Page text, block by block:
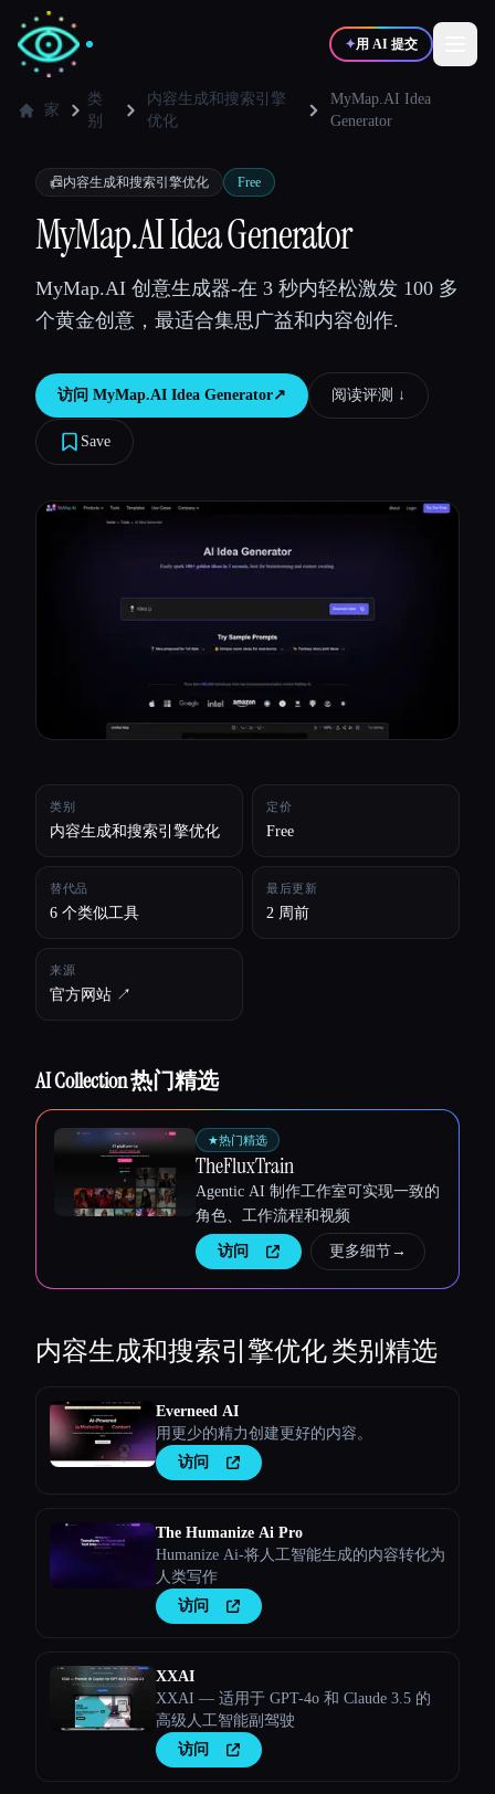
✦用 AI 提交
💻开发者 📈营销
🎓学生 🎬创作者
博客
Esc
家
类
别
内容生成和搜索引擎
优化
MyMap.AI Idea
Generator
📠内容生成和搜索引擎优化 Free
MyMap.AI Idea Generator
MyMap.AI 创意生成器-在 3 秒内轻松激发 100 多
个黄金创意，最适合集思广益和内容创作.
访问 MyMap.AI Idea Generator↗︎ 阅读评测 ↓︎
Save
类别
内容生成和搜索引擎优化
定价
Free
替代品
6 个类似工具
最后更新
2 周前
来源
官方网站 ↗︎
AI Collection 热门精选
★热门精选
TheFluxTrain
Agentic AI 制作工作室可实现一致的
角色、工作流程和视频
访问 更多细节→
内容生成和搜索引擎优化类别精选
Everneed AI
用更少的精力创建更好的内容。
访问
The Humanize Ai Pro
Humanize Ai-将人工智能生成的内容转化为
人类写作
访问
XXAI
XXAI — 适用于 GPT-4o 和 Claude 3.5 的
高级人工智能副驾驶
访问